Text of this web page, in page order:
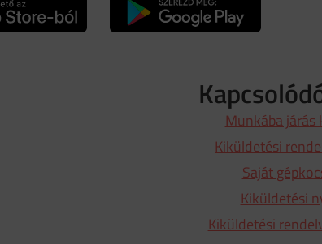
Munkába
Kiküldetési
Saját
Kiküldetési
Kiküldetési